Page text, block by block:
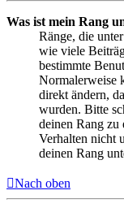
Was ist mein Rang
Ränge, die
wie viele
bestimmte
Normalerweise
direkt ändern,
wurden. Bitte
deinen Rang
Verhalten nicht
deinen Rang
Nach oben